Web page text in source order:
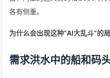
各有侧重。
为什么会出现这种“AI大乱斗”的局
需求洪水中的船和码